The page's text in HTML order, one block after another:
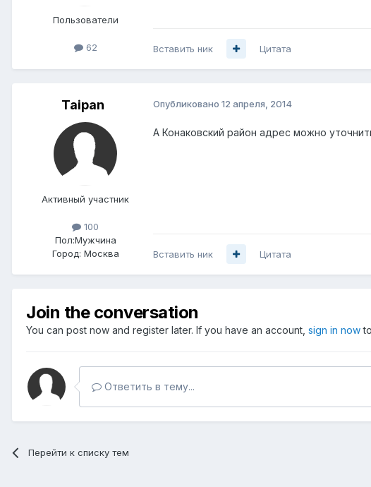
Пользователи
62 Вставить ник Цитата
Taipan
Активный участник
100
Пол:Мужчина
Город: Москва
Опубликовано 12 апреля, 2014
А Конаковский район адрес можно
Вставить ник Цитата
Join the conversation
You can post now and register later. If you have an account, sign in now
Ответить в тему...
Перейти к списку тем